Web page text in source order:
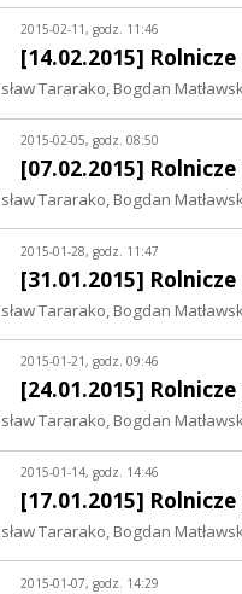
2015-02-11, godz. 11:46
[14.02.2015]
Tararako, Bogdan
2015-02-05, godz. 08:50
[07.02.2015]
Tararako, Bogdan
2015-01-28, godz. 11:47
[31.01.2015]
Tararako, Bogdan
2015-01-21, godz. 09:46
[24.01.2015]
Tararako, Bogdan
2015-01-14, godz. 14:46
[17.01.2015]
Tararako, Bogdan
2015-01-07, godz. 14:29